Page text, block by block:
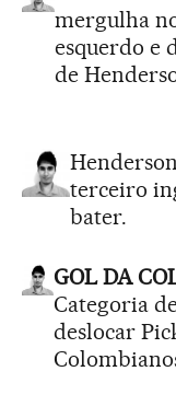
mergulha
esquerdo e
de
terceiro
bater.
GOL DA
Categoria
deslocar